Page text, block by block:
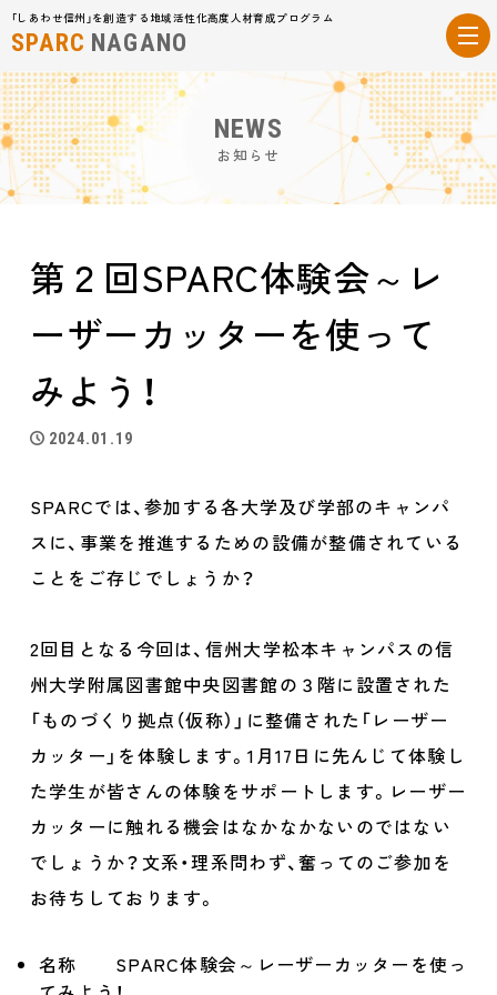
「しあわせ信州」を創造する地域活性化高度人材育成プログラム
SPARC NAGANO
NEWS
お知らせ
第２回SPARC体験会～レ
ーザーカッターを使って
みよう！
2024.01.19
SPARCでは、参加する各大学及び学部のキャンパ
スに、事業を推進するための設備が整備されている
ことをご存じでしょうか？
2回目となる今回は、信州大学松本キャンパスの信
州大学附属図書館中央図書館の３階に設置された
「ものづくり拠点（仮称）」に整備された「レーザー
カッター」を体験します。1月17日に先んじて体験し
た学生が皆さんの体験をサポートします。レーザー
カッターに触れる機会はなかなかないのではない
でしょうか？文系・理系問わず、奮ってのご参加を
お待ちしております。
名称 SPARC体験会～レーザーカッターを使っ